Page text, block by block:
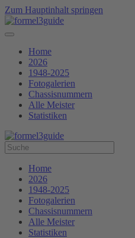
Zum Hauptinhalt springen
Home
2026
1948-2025
Fotogalerien
Chassisnummern
Alle Meister
Statistiken
Home
2026
1948-2025
Fotogalerien
Chassisnummern
Alle Meister
Statistiken